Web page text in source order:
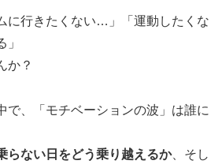
に行きたくない…」「運動したくな
か？
で、「モチベーションの波」は誰に
らない日をどう乗り越えるか、そし